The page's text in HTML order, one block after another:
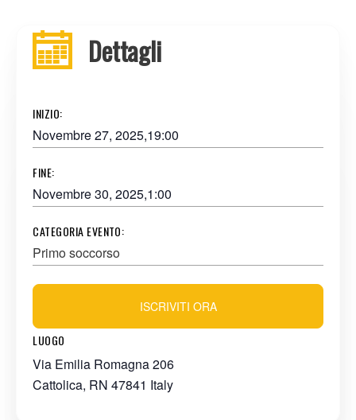
Dettagli
INIZIO:
Novembre 27, 2025,19:00
FINE:
Novembre 30, 2025,1:00
CATEGORIA EVENTO:
Primo soccorso
LUOGO
Via Emilia Romagna 206
Cattolica, RN 47841 Italy
ISCRIVITI ORA